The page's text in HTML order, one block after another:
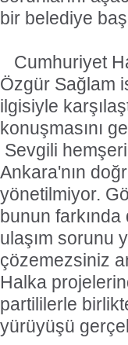
bir belediye
Cumhuriyet
Özgür Sağlam
ilgisiyle
konuşmasını
 Sevgili
Ankara'nın
yönetilmiyor.
bunun
ulaşım sorunu
çözemezsiniz
Halka
partililerle
yürüyüşü